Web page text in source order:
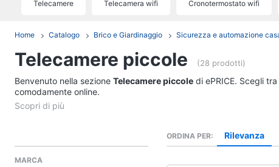
Telefonia
Tv e Home Cinema
Smart home
Brico e
Utensili elettrici e
Trapani
Vedi tutti
Telecamere Telecamera wifi Cronotermostato wifi
Home Catalogo Brico e Giardinaggio Sicurezza e automazione
Telecamere piccole (28 prodotti)
Benvenuto nella sezione Telecamere piccole di ePRICE. Scegli
comodamente online.
MARCA
ORDINA PER Rilevanza